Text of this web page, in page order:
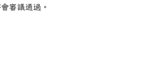
審議通過。